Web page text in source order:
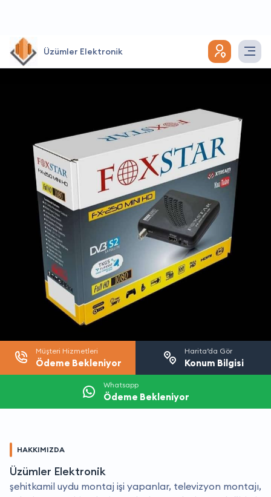
Üzümler Elektronik
Müşteri Hizmetleri
Ödeme Bekleniyor
Harita’da Gör
Konum Bilgisi
Whatsapp
Ödeme Bekleniyor
HAKKIMIZDA
Üzümler Elektronik
şehitkamil uydu montaj işi yapanlar, televizyon montajı,